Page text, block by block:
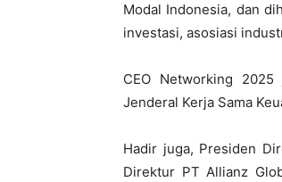
Modal Indonesia, dan
investasi, asosiasi
CEO Networking
Jenderal Kerja Sama
Hadir juga, Presiden
Direktur PT Allianz